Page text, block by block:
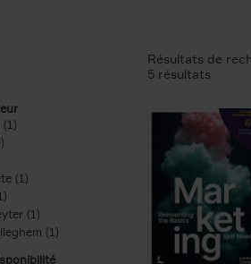
(1) Apply Isabel Verstraete filter
(1) Apply Jozefien De Feyter filter
(1) Apply Steven Van Belleghem filter
Résultats de
5 résultats